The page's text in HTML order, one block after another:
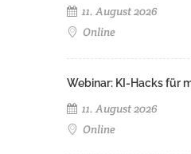
11. August 2026
Online
Webinar: KI-Hacks für
11. August 2026
Online